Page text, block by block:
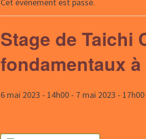
Stage de Taichi
fondamentaux
6 mai 2023 - 14h00 - 7 mai 2023 - 17h00